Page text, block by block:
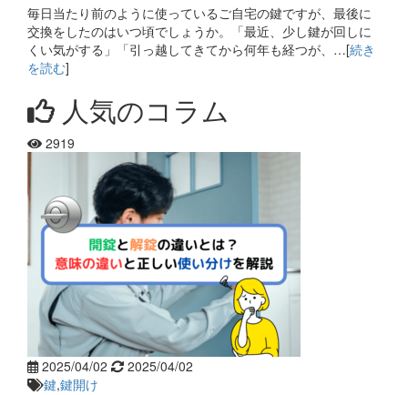
毎日当たり前のように使っているご自宅の鍵ですが、最後に
交換をしたのはいつ頃でしょうか。「最近、少し鍵が回しに
くい気がする」「引っ越してきてから何年も経つが、…[続き
を読む]
人気のコラム
2919
2025/04/02
2025/04/02
鍵,鍵開け